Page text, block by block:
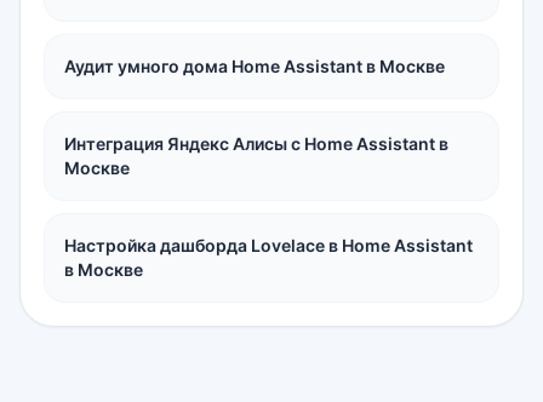
Аудит умного дома Home Assistant в Москве
Интеграция Яндекс Алисы с Home Assistant в
Москве
Настройка дашборда Lovelace в Home Assistant
в Москве